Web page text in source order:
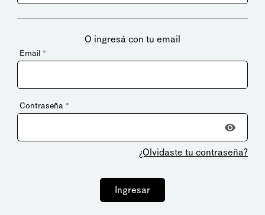
O ingresá con tu email
Email *
Contraseña *
¿Olvidaste tu contraseña?
Ingresar